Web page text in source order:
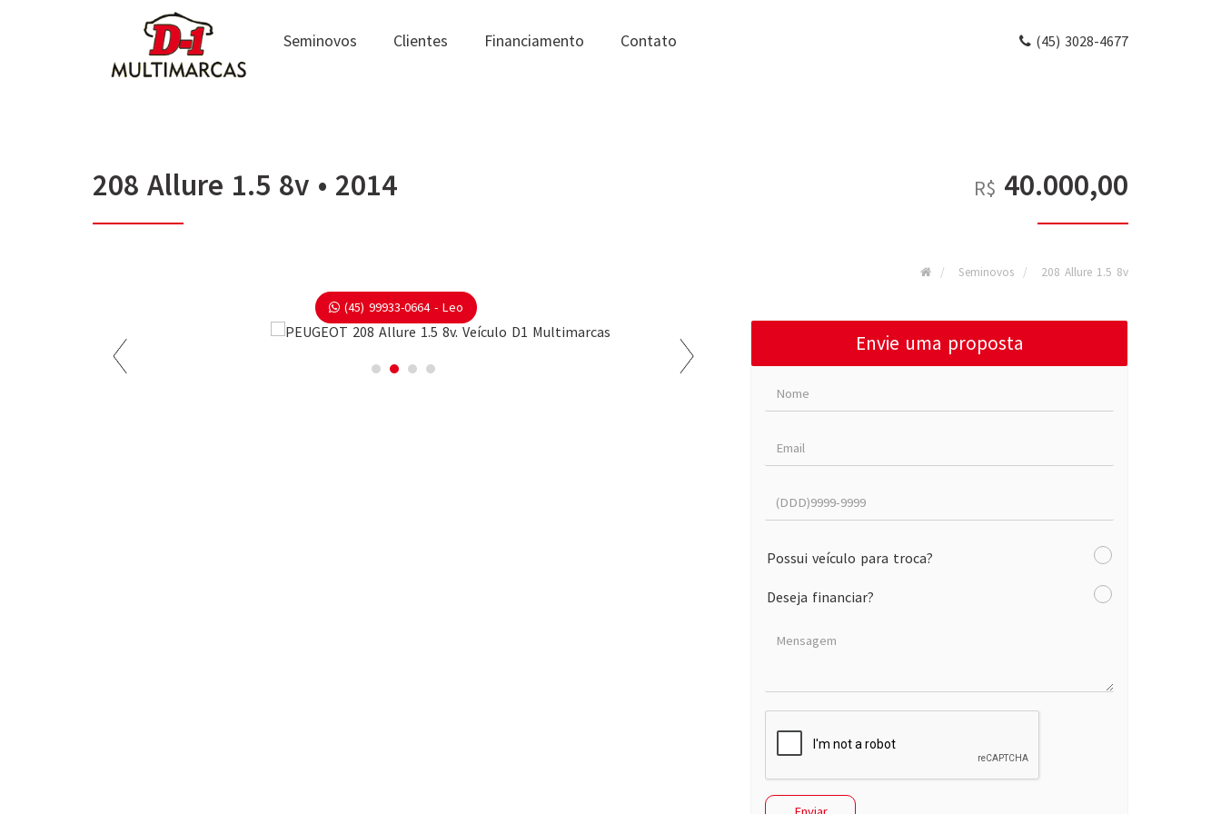
Seminovos Clientes Financiamento Contato (45) 3028-4677
208 Allure 1.5 8v • 2014 R$ 40.000,00
Seminovos 208 Allure 1.5 8v
(45) 99933-0664 - Leo
Envie uma proposta
Possui veículo para troca?
Deseja financiar?